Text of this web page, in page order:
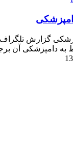
گزارش تلگراف
به دامپزشکی آ‌ن